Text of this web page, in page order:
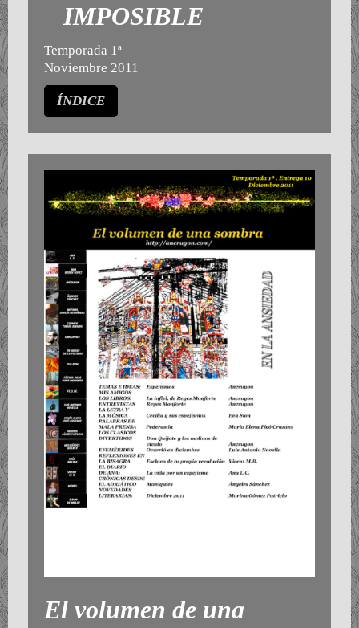
IMPOSIBLE
Temporada 1ª
Noviembre 2011
ÍNDICE
El volumen de una